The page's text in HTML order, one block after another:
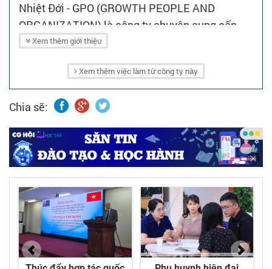
Nhiệt Đới - GPO (GROWTH PEOPLE AND
ORGANIZATION) là công ty chuyên cung cấp
các dịch vụ nhân sự như: Tuyển dụng nhân sự,
chuyên môn về nghề nhân sự và tư vấn doanh
nghiệp.
- Hiện công ty đang hợp tác với các đối tác
Singapore để phát triển dịch vụ tại Việt Nam và
khu vực ASEAN.
Xem thêm giới thiệu
Xem thêm việc làm từ công ty này
Chia sẽ: